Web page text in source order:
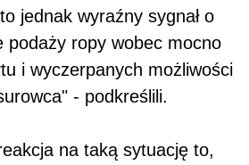
jednak wyraźny sygnał o
podaży ropy wobec mocno
i wyczerpanych możliwości
- podkreślili.
na taką sytuację to,